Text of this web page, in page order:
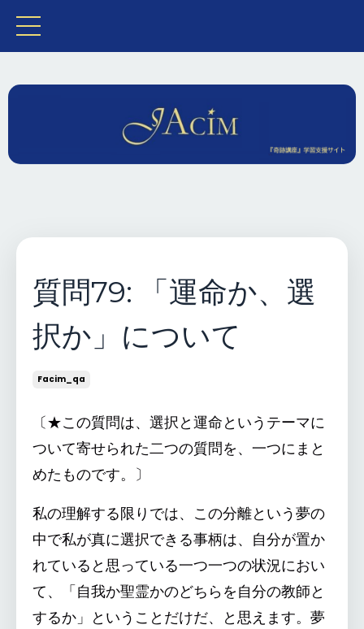
質問79: 「運命か、選
択か」について
Facim_qa
〔★この質問は、選択と運命というテーマに
ついて寄せられた二つの質問を、一つにまと
めたものです。〕
私の理解する限りでは、この分離という夢の
中で私が真に選択できる事柄は、自分が置か
れていると思っている一つ一つの状況におい
て、「自我か聖霊かのどちらを自分の教師と
するか」ということだけだ、と思えます。夢